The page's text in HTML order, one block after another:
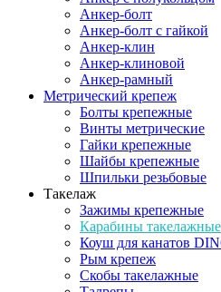
Анкер-болт
Анкер-болт с гайкой
Анкер-клин
Анкер-клиновой
Анкер-рамный
Метрический крепеж
Болты крепежные
Винты метрические
Гайки крепежные
Шайбы крепежные
Шпильки резьбовые
Такелаж
Зажимы крепежные
Карабины такелажные
Коуш для канатов
Рым крепеж
Скобы такелажные